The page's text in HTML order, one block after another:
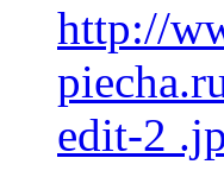
http://
edit-2